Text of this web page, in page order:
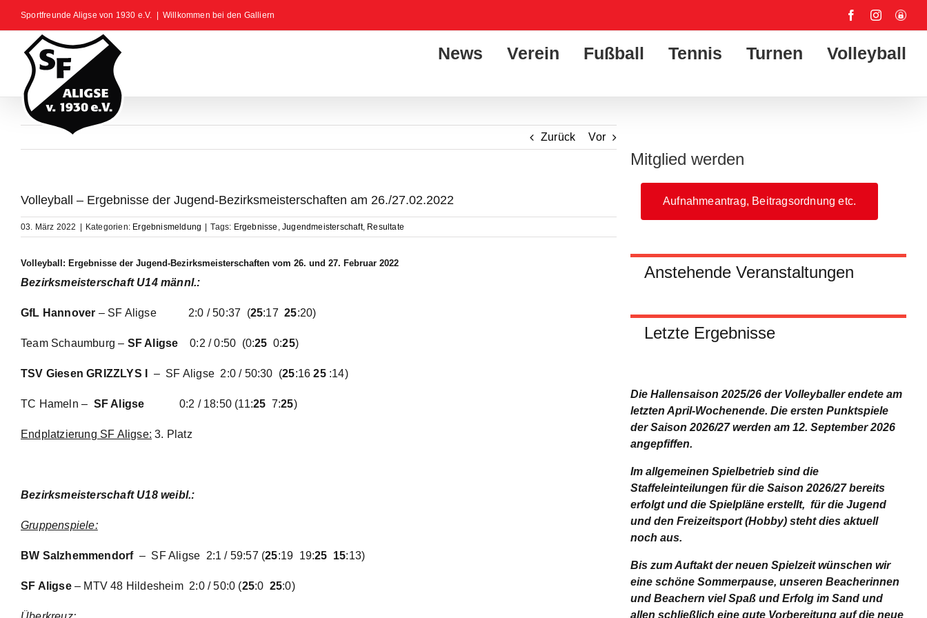
springen
Sportfreunde Aligse von 1930 e.V. Willkommen bei den Galliern FacebookInstagram
User-
News Verein Fußball Tennis Turnen Volleyball
Zurück Vor
Volleyball – Ergebnisse der Jugend-Bezirksmeisterschaften am 26./27.02.2022
03. März 2022 Kategorien: Ergebnismeldung Tags: Ergebnisse ,Jugendmeisterschaft, Resultate
Volleyball: Ergebnisse der Jugend-Bezirksmeisterschaften vom 26. und 27. Februar 2022
Bezirksmeisterschaft U14 männl.:
GfL Hannover – SF Aligse 2:0 / 50:37 (25:1725:20)
Team Schaumburg – SF Aligse0:2 / 0:50 (0:25 0:25)
TSV Giesen GRIZZLYS I – SF Aligse 2:0 / 50:30 (25:1625:14)
TC Hameln – SF Aligse 0:2 / 18:50 (11:25 7:25)
Endplatzierung SF Aligse: 3. Platz
Bezirksmeisterschaft U18 weibl.:
Gruppenspiele:
BW Salzhemmendorf – SF Aligse 2:1 / 59:57 (25:19 19:25 15:13)
SF Aligse – MTV 48 Hildesheim 2:0 / 50:0 (25:0 25:0)
Mitglied werden
Aufnahmeantrag, Beitragsordnung etc.
Anstehende Veranstaltungen
Letzte Ergebnisse
Die Hallensaison 2025/26 der Volleyballer endete am
letzten April-Wochenende. Die ersten Punktspiele
der Saison 2026/27 werden am 12. September 2026
angepfiffen.
Im allgemeinen Spielbetrieb sind die
Staffeleinteilungen für die Saison 2026/27 bereits
erfolgt und die Spielpläne erstellt, für die Jugend
und den Freizeitsport (Hobby) steht dies aktuell
noch aus.
Bis zum Auftakt der neuen Spielzeit wünschen wir
eine schöne Sommerpause, unseren Beacherinnen
und Beachern viel Spaß und Erfolg im Sand und
allen schließlich eine gute Vorbereitung auf die neue